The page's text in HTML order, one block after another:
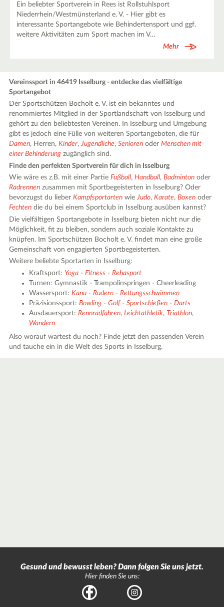
Ein beliebter Sportverein in Rees ist Rollstuhlsport
Niederrhein/Westmünsterland e. V. - Hier gibt es
interessante Sportangebote wie Behindertensport und ggf.
weitere Aktivitäten zum Sport machen im V…
Mehr
Vereinssport in 46419 Isselburg - entdecke das vielfältige
Sportangebot
Der Sportschützen Bocholt e. V. ist ein bekanntes und
renommiertes Mitglied in der Sportlandschaft von Isselburg und
gehört zu den beliebtesten Vereinen. In Isselburg und Umgebung
gibt es jedoch eine Fülle von weiteren Sportangeboten, die für
Damen, Herren,Kinder,Jugendliche,Senioren oderMenschen mit
einer Behinderung zugänglich sind.
Finde den perfekten Sportverein für dich in Isselburg
Wie wäre es z.B. mit einer PartieFußball,Handball,Badminton oder
Radrennen zusammen mit Sportbegeisterten in Isselburg? Oder
bevorzugst du lieberKampfsportarten wieJudo,Karate,Boxen oder
Fechten die du bei einem Sportclub in Isselburg ausüben kannst?
Die vielfältigen Sportangebote in Isselburg bieten nicht nur die
Möglichkeit, fit zu bleiben, sondern auch soziale Kontakte zu
knüpfen. Im Sportschützen Bocholt e. V. findet man eine große
Gemeinschaft von engagierten Sportbegeisterten.
Weitere beliebte Sportarten in Isselburg:
Kraftsport: Yoga -Fitness -Rehasport
Turnen: Gymnastik - Trampolinspringen - Cheerleading
Wassersport:Kanu -Rudern -Rettungsschwimmen
Präzisionssport:Bowling -Golf-Sportschießen -Darts
Ausdauersport:Rennradfahren,Leichtathletik,Triathlon,
Wandern
Also worauf wartest du noch? Finde jetzt den passenden Verein
und tauche ein in die Welt des Sports in Isselburg.
Gesund und bewusst leben? Dann folgen Sie uns jetzt.
Hier finden Sie uns:
Facebook Instagram